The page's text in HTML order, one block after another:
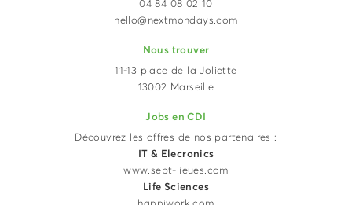
04 84 08 02 10
hello@nextmondays.com
Nous trouver
11-13 place de la Joliette
13002 Marseille
Jobs en CDI
Découvrez les offres de nos partenaires :
IT & Elecronics
www.sept-lieues.com
Life Sciences